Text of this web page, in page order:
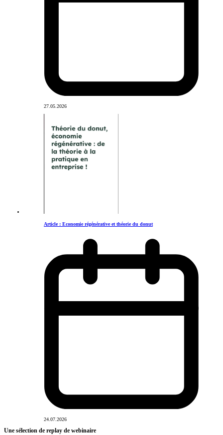
27.05.2026
Article : Economie régénérative et théorie du donut
24.07.2026
Une sélection de replay de webinaire